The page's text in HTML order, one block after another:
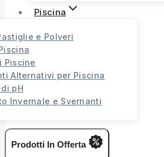
Piscina
e Polveri
Piscine
Alternativi per Piscina
pH
Invernale e Svernanti
Prodotti In Offerta